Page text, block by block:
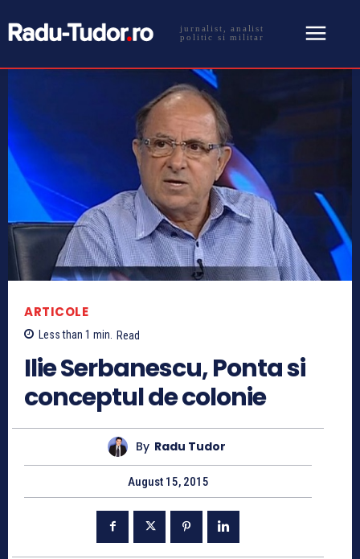
jurnalist, analist
politic si militar
ARTICOLE
Less than 1 min. Read
Ilie Serbanescu, Ponta si
conceptul de colonie
By Radu Tudor
August 15, 2015